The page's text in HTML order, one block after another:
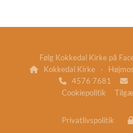
Følg Kokkedal Kirke på

Kokkedal Kirke ·
 4576 7681 
Cookiepolitik
Privatlivspolitik